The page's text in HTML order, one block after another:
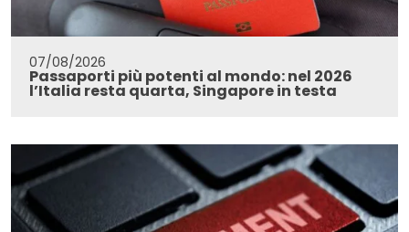
07/08/2026
Passaporti più potenti al mondo: nel 2026
l’Italia resta quarta, Singapore in testa